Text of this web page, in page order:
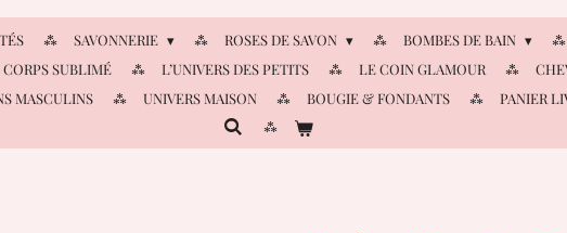
SAVONNERIE ROSES DE SAVON BOMBES DE BAIN
CORPS SUBLIMÉ L’UNIVERS DES PETITS LE COIN GLAMOUR
MASCULINS UNIVERS MAISON BOUGIE & FONDANTS PANIER